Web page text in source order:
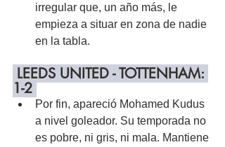
irregular que, un año más, le
empieza a situar en zona de nadie
en la tabla.
LEEDS UNITED - TOTTENHAM:
1-2
Por fin, apareció Mohamed Kudus
a nivel goleador. Su temporada no
es pobre, ni gris, ni mala. Mantiene